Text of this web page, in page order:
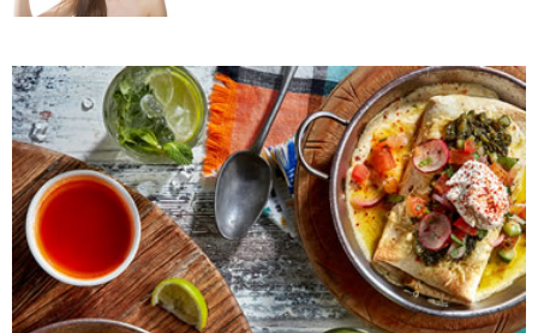
Šta su policistični jajnici i kako rešiti ovaj
problem?
Zašto trpimo loše veze i okolnosti koje
nam štete?